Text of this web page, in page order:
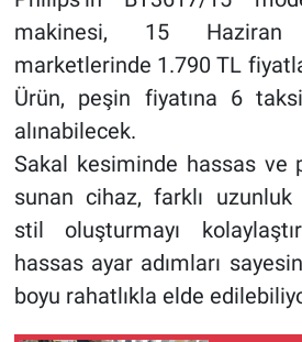
makinesi, 15 Haziran
marketlerinde 1.790 TL
Ürün, peşin fiyatına 6
alınabilecek.
Sakal kesiminde hassas ve
sunan cihaz, farklı uzunluk
stil oluşturmayı
hassas ayar adımları
boyu rahatlıkla elde